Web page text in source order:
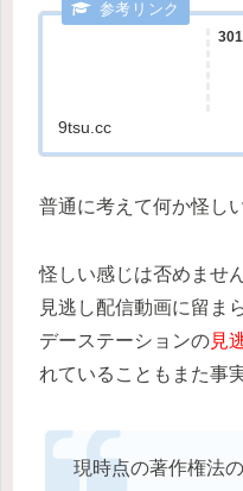
9tsu.cc
普通に考えて何か怪し
怪しい感じは否めませ
見逃し配信動画に留ま
デーステーションの見
れていることもまた事
現時点の著作権法